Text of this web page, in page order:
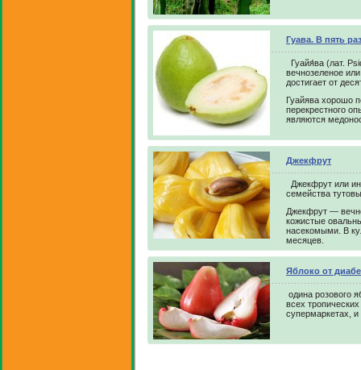
Гуава. В пять
Гуайя́ва (лат.
вечнозеленое
достигает от
Гуайява хорошо
перекрестного
являются
Джекфрут
Джекфрут или
семейства
Джекфрут —
кожистые
насекомыми. В
месяцев.
Яблоко от
одина розового
всех
супермаркетах,